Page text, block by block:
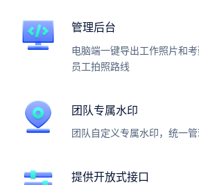
管理后台
电脑端一键导出工作照片和
员工拍照路线
团队专属水印
团队自定义专属水印，统一
提供开放式接口